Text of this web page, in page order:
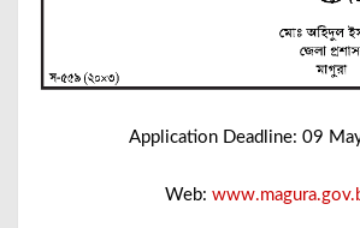
Application Deadline: 09
Web: